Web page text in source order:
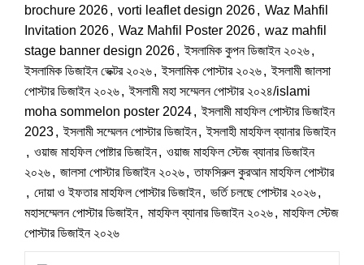
brochure 2026, vorti leaflet design 2026, Waz Mahfil
Invitation 2026, Waz Mahfil Poster 2026, waz mahfil
stage banner design 2026, ইসলামিক কুপন ডিজাইন ২০২৬,
ইসলামিক ডিজাইন ভেক্টর ২০২৬, ইসলামিক পোস্টার ২০২৬, ইসলামী জালসা
পোস্টার ডিজাইন ২০২৬, ইসলামী মহা সম্মেলন পোস্টার ২০২৪/islami
moha sommelon poster 2024, ইসলামী মাহফিল পোস্টার ডিজাইন
2023, ইসলামী সম্মেলন পোস্টার ডিজাইন, ইসলাহী মাহফিল ব্যানার ডিজাইন
, ওয়াজ মাহফিল পোষ্টার ডিজাইন, ওয়াজ মাহফিল স্টেজ ব্যানার ডিজাইন
২০২৬, জালসা পোস্টার ডিজাইন ২০২৬, তাফসিরুল কুরআন মাহফিল পোস্টার
, দোয়া ও ইফতার মাহফিল পোস্টার ডিজাইন, ভর্তি চলছে পোস্টার ২০২৬,
মহাসম্মেলন পোস্টার ডিজাইন, মাহফিল ব্যানার ডিজাইন ২০২৬, মাহফিল স্টেজ
পোস্টার ডিজাইন ২০২৬